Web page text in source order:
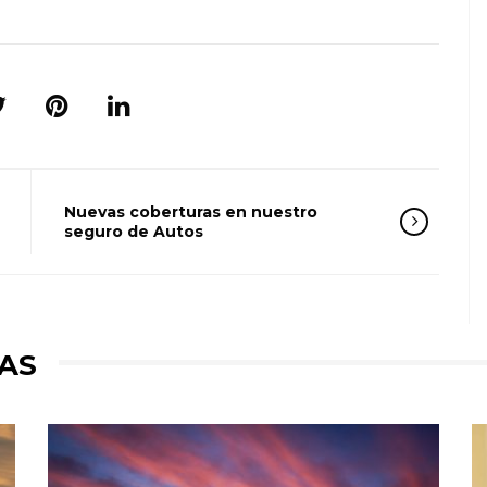
Nuevas coberturas en nuestro
seguro de Autos